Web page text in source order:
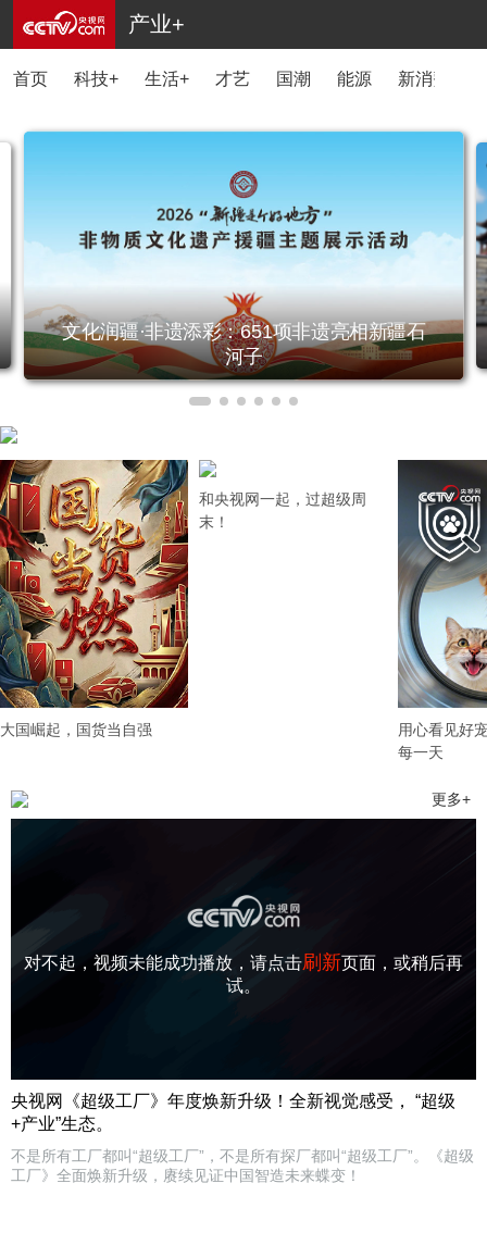
产业+
首页 科技+ 生活+ 才艺 国潮 能源 新消费
文化润疆·非遗添彩：651项非遗亮相新疆石
河子
大国崛起，国货当自强
和央视网一起，过超级周
末！
用心看见好
每一天
更多+
对不起，视频未能成功播放，请点击刷新页面，或稍后再
试。
央视网《超级工厂》年度焕新升级！全新视觉感受， “超级
+产业”生态。
不是所有工厂都叫“超级工厂”，不是所有探厂都叫“超级工厂”。《超级
工厂》全面焕新升级，赓续见证中国智造未来蝶变！